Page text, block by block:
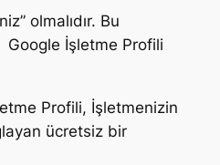
olmalıdır. Bu
Google İşletme Profili
Profili, İşletmenizin
ücretsiz bir